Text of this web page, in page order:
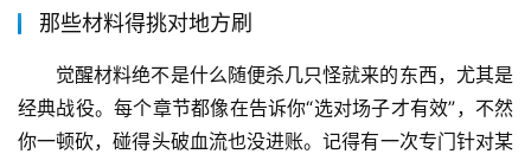
那些材料得挑对地方刷
觉醒材料绝不是什么随便杀几只怪就来的东西，尤其是
经典战役。每个章节都像在告诉你“选对场子才有效”，不然
你一顿砍，碰得头破血流也没进账。记得有一次专门针对某